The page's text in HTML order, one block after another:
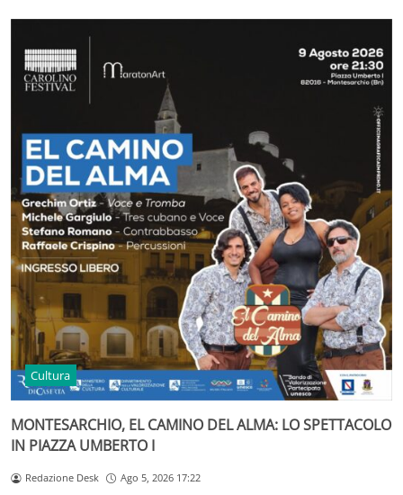
Cultura
MONTESARCHIO, EL CAMINO DEL ALMA: LO SPETTACOLO
IN PIAZZA UMBERTO I
Redazione Desk Ago 5, 2026 17:22